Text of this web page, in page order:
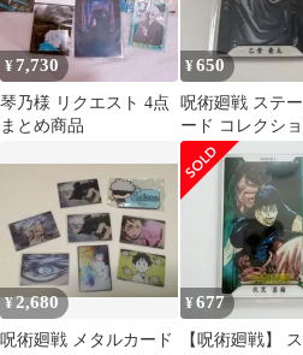
¥ 7,730
琴乃様 リクエスト 4点
まとめ商品
¥650
呪術廻戦 ステ
ード コレクショ
憂太
¥2,680
呪術廻戦 メタルカード
¥677
【呪術廻戦】